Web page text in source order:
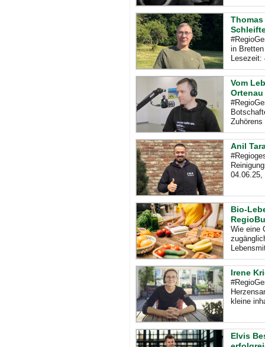
Thomas
in
Lesezeit:
Vom
Ortenau
Anil
04.06.25,
Bio-
Wie eine
Irene
kleine
Elvis